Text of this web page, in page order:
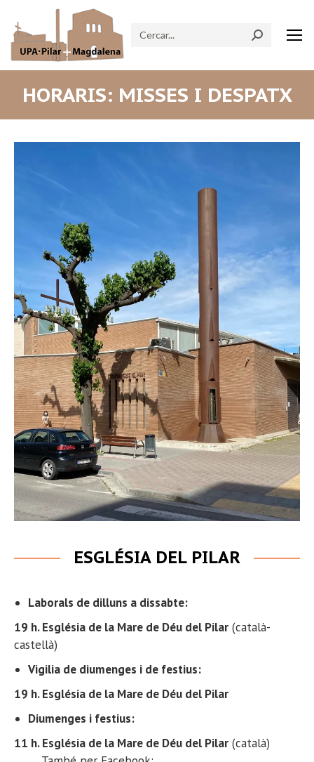
Search:
HORARIS: MISSES I DESPATX
ESGLÉSIA DEL PILAR
Laborals de dilluns a dissabte:
19 h. Església de la Mare de Déu del Pilar (català-
castellà)
Vigilia de diumenges i de festius:
19 h. Església de la Mare de Déu del Pilar
Diumenges i festius:
11 h. Església de la Mare de Déu del Pilar (català)